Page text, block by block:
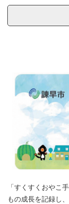
「すくすくおやこ
もの成長を記録し